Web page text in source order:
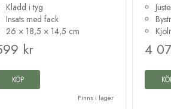
Klädd i tyg
Insats med fack
26 × 18,5 × 14,5 cm
kr
KÖP
Finns i lager
4